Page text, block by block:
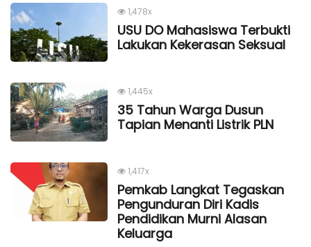
1,478x
USU DO Mahasiswa Terbukti
Lakukan Kekerasan Seksual
1,445x
35 Tahun Warga Dusun
Tapian Menanti Listrik PLN
1,417x
Pemkab Langkat Tegaskan
Pengunduran Diri Kadis
Pendidikan Murni Alasan
Keluarga